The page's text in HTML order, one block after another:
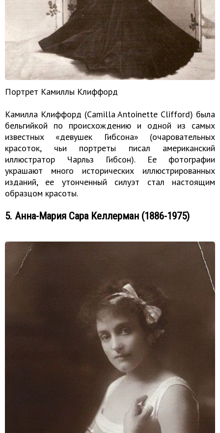
Портрет Камиллы Клиффорд
Камилла Клиффорд (Camilla Antoinette Clifford) была
бельгийкой по происхождению и одной из самых
известных «девушек Гибсона» (очаровательных
красоток, чьи портреты писал американский
иллюстратор Чарльз Гибсон). Ее фотографии
украшают много исторических иллюстрированных
изданий, ее утонченный силуэт стал настоящим
образцом красоты.
5. Анна-Мария Сара Келлерман (1886-1975)